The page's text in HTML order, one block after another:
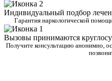
Индивидуальный подбор
Гарантия наркологической
Вызовы принимаются
Получите консультацию анонимно,